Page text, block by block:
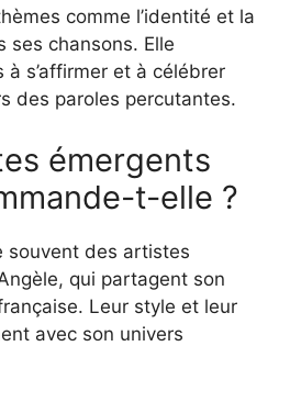
comme l’identité et la
ses chansons. Elle
à s’affirmer et à célébrer
des paroles percutantes.
émergents
t-elle ?
souvent des artistes
qui partagent son
Leur style et leur
avec son univers